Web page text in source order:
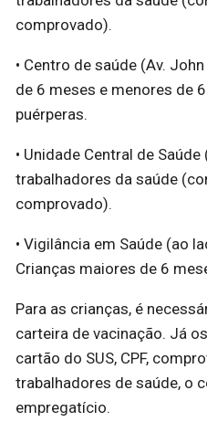
comprovado).
• Centro de saúde (Av.
de 6 meses e menores de
puérperas.
• Unidade Central de
trabalhadores da saúde
comprovado).
• Vigilância em Saúde (ao
Crianças maiores de 6
Para as crianças, é
carteira de vacinação. Já
cartão do SUS, CPF,
trabalhadores de saúde, o
empregatício.